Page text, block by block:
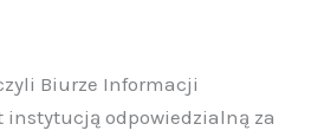
Biurze Informacji
instytucją odpowiedzialną za